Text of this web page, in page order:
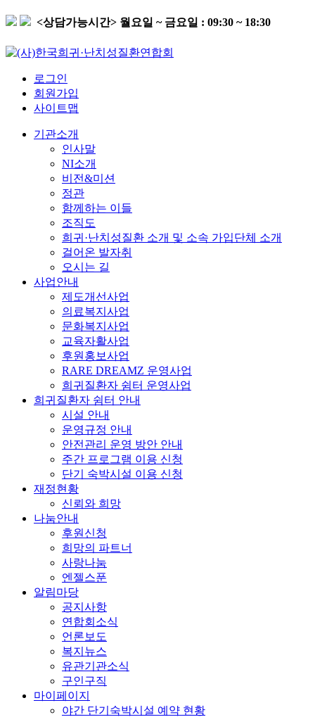
<상담가능시간> 월요일 ~ 금요일 : 09:30 ~ 18:30
로그인
회원가입
사이트맵
기관소개
인사말
NI소개
비전&미션
정관
함께하는 이들
조직도
희귀·난치성질환 소개 및 소속 가입단체 소개
걸어온 발자취
오시는 길
사업안내
제도개선사업
의료복지사업
문화복지사업
교육자활사업
후원홍보사업
RARE DREAMZ 운영사업
희귀질환자 쉼터 운영사업
희귀질환자 쉼터 안내
시설 안내
운영규정 안내
안전관리 운영 방안 안내
주간 프로그램 이용 신청
단기 숙박시설 이용 신청
재정현황
신뢰와 희망
나눔안내
후원신청
희망의 파트너
사랑나눔
엔젤스푼
알림마당
공지사항
연합회소식
언론보도
복지뉴스
유관기관소식
구인구직
마이페이지
야간 단기숙박시설 예약 현황